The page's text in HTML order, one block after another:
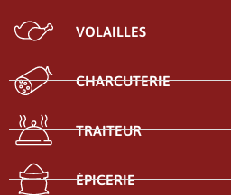
VOLAILLES
CHARCUTERIE
TRAITEUR
ÉPICERIE